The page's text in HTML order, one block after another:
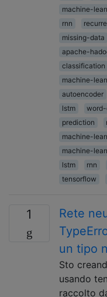
machine-
rnn
missing-data
apache-
classification
machine-
autoencoder
lstm
prediction
machine-
machine-
lstm
rnn
tensorflow
1
Rete
un tipo
Sto
usando
raccolto